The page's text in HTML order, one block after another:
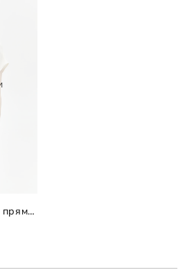
Блуза с разрезами прямого силуэта